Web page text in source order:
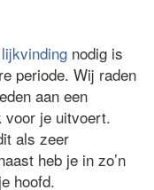
nodig is
periode. Wij raden
aan een
voor je uitvoert.
als zeer
heb je in zo’n
hoofd.